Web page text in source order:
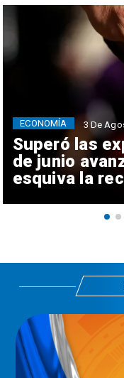
Superó las
de junio
esquiva la
ECONOMÍA 3 De